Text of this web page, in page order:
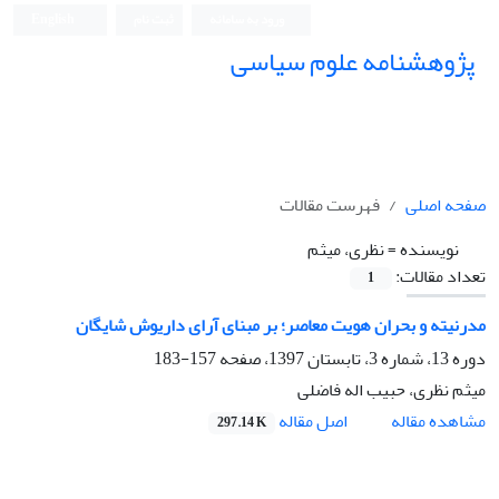
پژوهشنامه علوم سیاسی
صفحه اصلی
فهرست مقالات
نویسنده =نظری، میثم
تعداد مقالات:
1
مدرنیته و بحران هویت معاصر؛ بر مبنای آرای داریوش شایگان
دوره 13، شماره 3، تابستان 1397، صفحه
157-183
میثم نظری، حبیب اله فاضلی
مشاهده مقاله
اصل مقاله 297.14 K